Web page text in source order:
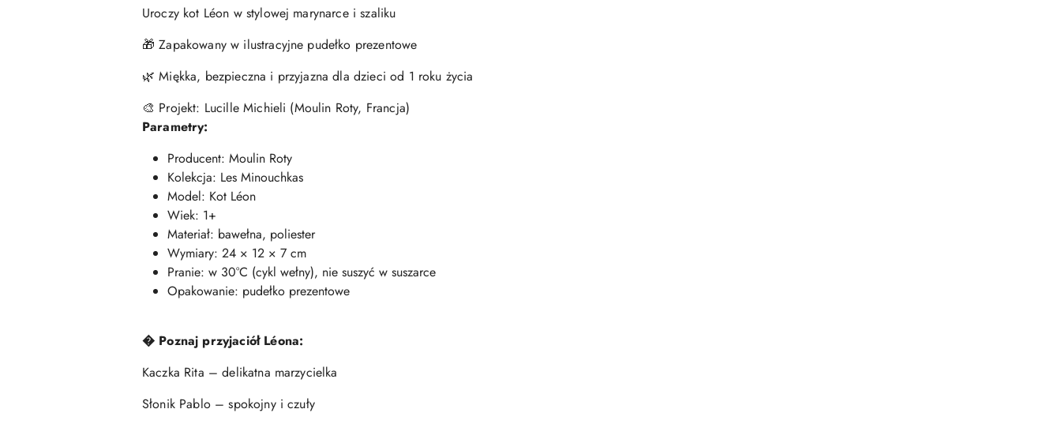
Uroczy kot Léon w stylowej marynarce i szaliku
🎁 Zapakowany w ilustracyjne pudełko prezentowe
🌿 Miękka, bezpieczna i przyjazna dla dzieci od 1 roku życia
🎨 Projekt: Lucille Michieli (Moulin Roty, Francja)
Parametry:
Producent: Moulin Roty
Kolekcja: Les Minouchkas
Model: Kot Léon
Wiek: 1+
Materiał: bawełna, poliester
Wymiary: 24 × 12 × 7 cm
Pranie: w 30°C (cykl wełny), nie suszyć w suszarce
Opakowanie: pudełko prezentowe
� Poznaj przyjaciół Léona:
Kaczka Rita – delikatna marzycielka
Słonik Pablo – spokojny i czuły